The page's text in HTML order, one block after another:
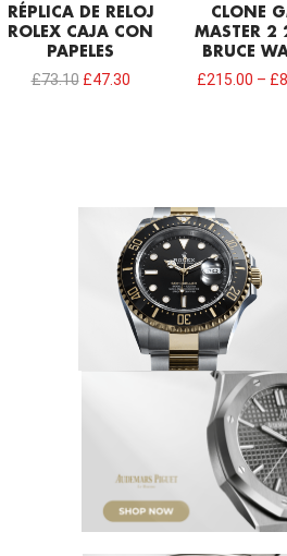
RÉPLICA DE RELOJ
ROLEX CAJA CON
PAPELES
£73.10 £47.30
CLONE
MASTER 2
BRUCE
£215.00 – £